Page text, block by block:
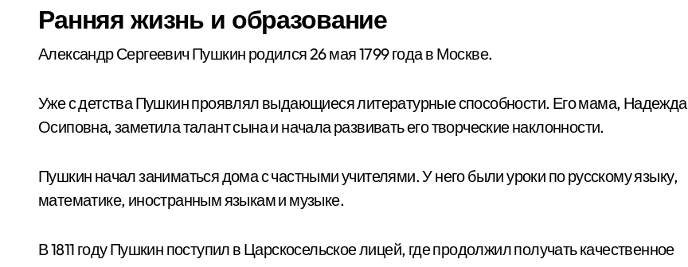
Ранняя жизнь и образование
Александр Сергеевич Пушкин родился 26 мая 1799 года в Москве.
Уже с детства Пушкин проявлял выдающиеся литературные способности. Его мама, Надежда
Осиповна, заметила талант сына и начала развивать его творческие наклонности.
Пушкин начал заниматься дома с частными учителями. У него были уроки по русскому языку,
математике, иностранным языкам и музыке.
В 1811 году Пушкин поступил в Царскосельское лицей, где продолжил получать качественное